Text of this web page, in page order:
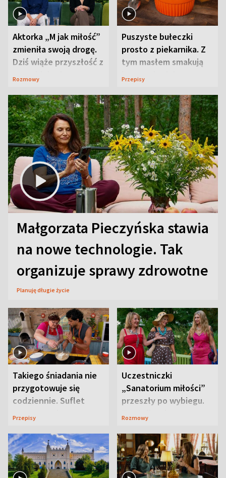
Aktorka „M jak miłość”
zmieniła swoją drogę.
Dziś wiąże przyszłość z
neurobiologią
Rozmowy
Puszyste bułeczki
prosto z piekarnika. Z
tym masłem smakują
jeszcze lepiej
Przepisy
Małgorzata Pieczyńska stawia
na nowe technologie. Tak
organizuje sprawy zdrowotne
Planuję długie życie
Takiego śniadania nie
przygotowuje się
codziennie. Suflet
serowy zachwyca
Przepisy
Uczestniczki
„Sanatorium miłości”
przeszły po wybiegu.
Te stylizacje
Rozmowy